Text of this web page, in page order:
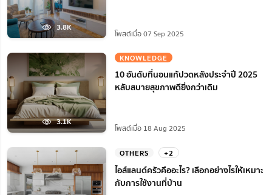
3.8K
โพสต์เมื่อ 07 Sep 2025
3.1K
KNOWLEDGE
10 อันดับที่นอนแก้ปวดหลังประจำปี 2025
หลับสบายสุขภาพดียิ่งกว่าเดิม
โพสต์เมื่อ 18 Aug 2025
OTHERS +2
ไอส์แลนด์ครัวคืออะไร? เลือกอย่างไรให้เหมาะ
กับการใช้งานที่บ้าน